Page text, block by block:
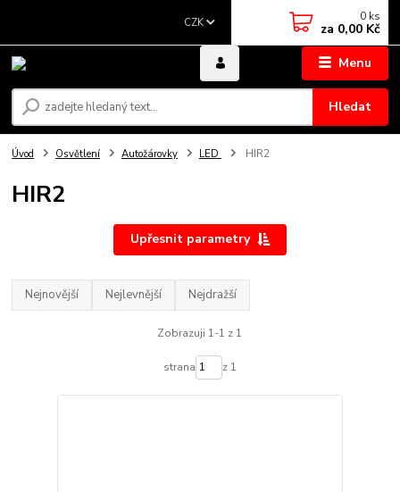
Menu
CZK
Hledat
0 ks
za 0,00 Kč
Úvod Osvětlení Autožárovky LED HIR2
HIR2
Upřesnit parametry
Nejnovější Nejlevnější Nejdražší
Zobrazuji 1-1 z 1
strana z 1